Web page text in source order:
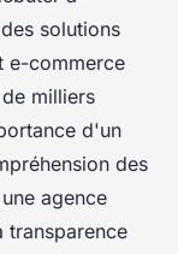
solutions
e-commerce
milliers
d'un
des
agence
transparence